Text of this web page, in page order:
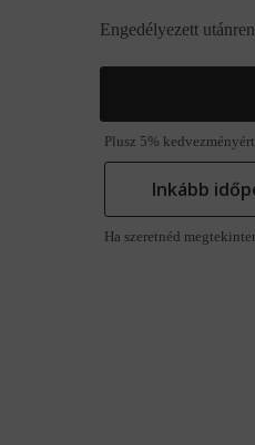
Engedélyezett
Plusz 5%
Inkább
Ha szeretnéd